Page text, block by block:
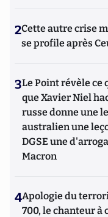
2Cette autre crise
se profile après
3Le Point révèle ce
que Xavier Niel
russe donne une
australien une
DGSE une
Macron
4Apologie du
700, le chanteur à